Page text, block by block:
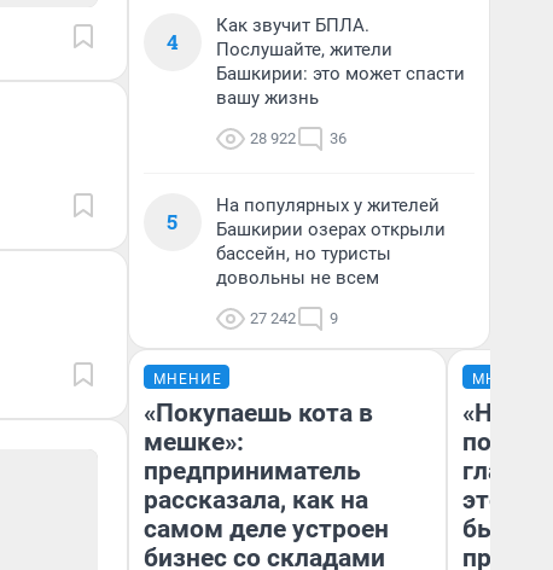
4
Как звучит БПЛА.
Послушайте, жители
Башкирии: это может спасти
вашу жизнь
28 922 36
5
На популярных у жителей
Башкирии озерах открыли
бассейн, но туристы
довольны не всем
27 242 9
МНЕНИЕ
«Покупаешь кота в
мешке»:
предприниматель
рассказала, как на
самом деле устроен
бизнес со складами
МНЕНИЕ
этого
бьет